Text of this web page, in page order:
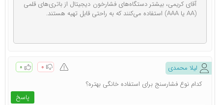
انواع فشارسنج
های آن ها مشخص می ‌شود. به ‌عنوان مثال برخی انواع
فشارسنج عبارت است از:
آقای کریمی، بیشتر دستگاه‌های فشارخون دیجیتال از باتری‌های قلمی
(AA یا AAA) استفاده می‌کنند که به راحتی قابل تهیه هستند.
لیلا محمدی ۰ ۰
پاسخ
کدام نوع فشارسنج برای استفاده خانگی بهتره؟